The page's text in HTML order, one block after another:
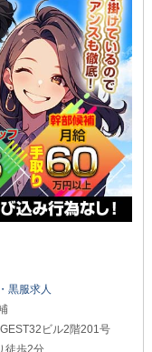
黒服求人
ビル2階201号
徒歩2分